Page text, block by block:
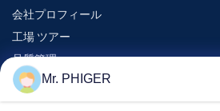
会社プロフィール
工場 ツアー
品質管理
地図
連絡 ください
Mr. PHIGER